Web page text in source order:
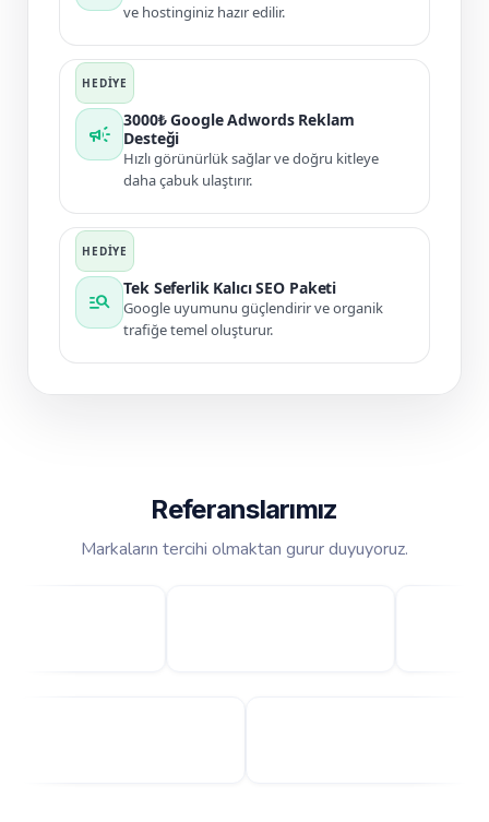
ve hostinginiz hazır edilir.
campaign
3000₺ Google Adwords Reklam
Desteği
Hızlı görünürlük sağlar ve doğru kitleye
daha çabuk ulaştırır.
manage_search
Tek Seferlik Kalıcı SEO Paketi
Google uyumunu güçlendirir ve organik
trafiğe temel oluşturur.
Referanslarımız
Markaların tercihi olmaktan gurur duyuyoruz.